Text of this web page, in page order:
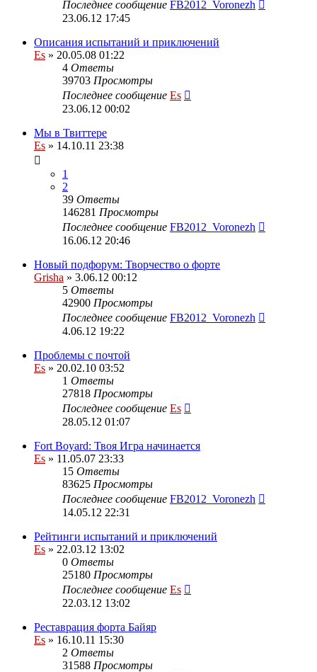
Последнее сообщение FB2012_Voronezh
23.06.12 17:45
Описания испытаний и приключений
Es » 20.05.08 01:22
4 Ответы
39703 Просмотры
Последнее сообщение Es
23.06.12 00:02
Мы в Твиттере
Es » 14.10.11 23:38
1
2
39 Ответы
146281 Просмотры
Последнее сообщение FB2012_Voronezh
16.06.12 20:46
Новый подфорум: Творчество о форте
Grisha » 3.06.12 00:12
5 Ответы
42900 Просмотры
Последнее сообщение FB2012_Voronezh
4.06.12 19:22
Проблемы с почтой
Es » 20.02.10 03:52
1 Ответы
27818 Просмотры
Последнее сообщение Es
28.05.12 01:07
Fort Boyard: Твоя Игра начинается
Es » 11.05.07 23:33
15 Ответы
83625 Просмотры
Последнее сообщение FB2012_Voronezh
14.05.12 22:31
Рейтинги испытаний и приключений
Es » 22.03.12 13:02
0 Ответы
25180 Просмотры
Последнее сообщение Es
22.03.12 13:02
Реставрация форта Байяр
Es » 16.10.11 15:30
2 Ответы
31588 Просмотры